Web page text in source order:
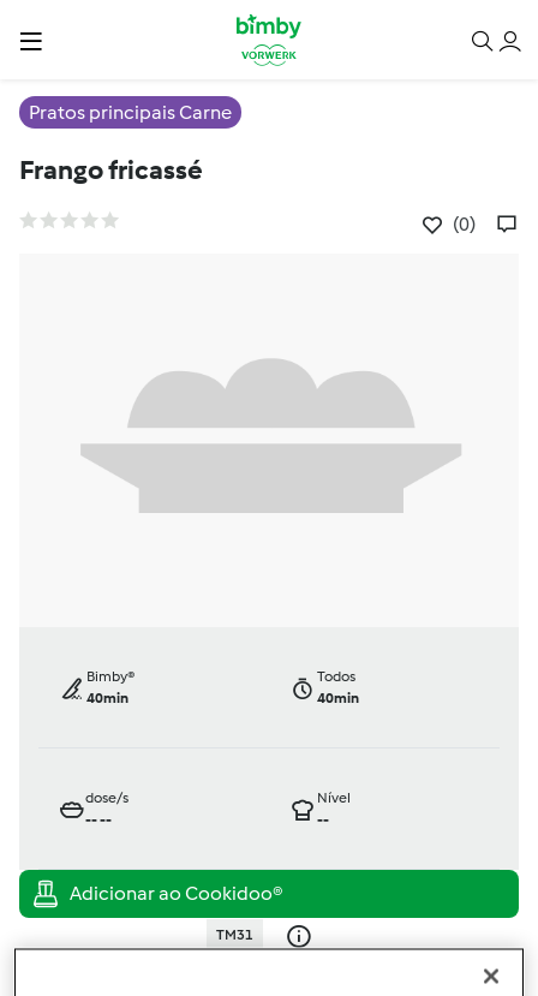
Pratos principais Carne
Frango fricassé
(0)
Bimby®
40min
Todos
40min
dose/s
----
Nível
--
TM31